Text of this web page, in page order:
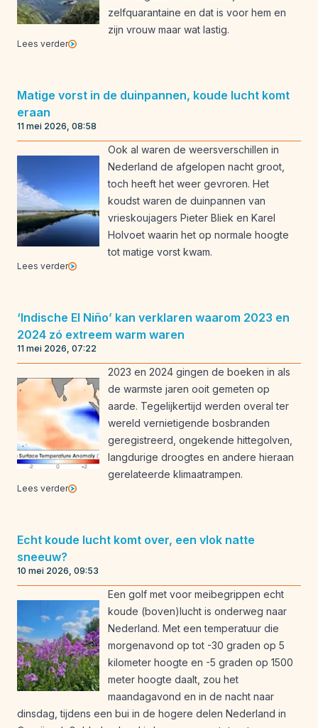
zelfquarantaine en dat is voor hem en
zijn vrouw maar wat lastig.
Lees verder
Matige vorst in de duinpannen, koude lucht komt
eraan
11 mei 2026, 08:58
Ook al waren de weersverschillen in
Nederland de afgelopen nacht groot,
toch heeft het weer gevroren. Het
koudst waren de duinpannen van
vrieskoujagers Pieter Bliek en Karel
Holvoet waarin het op normale hoogte
tot matige vorst kwam.
Lees verder
‘Indische El Niño’ kan verklaren waarom 2023 en
2024 zó extreem warm waren
11 mei 2026, 07:22
2023 en 2024 gingen de boeken in als
de warmste jaren ooit gemeten op
aarde. Tegelijkertijd werden overal ter
wereld vernietigende bosbranden
geregistreerd, ongekende hittegolven,
langdurige droogtes en andere hieraan
gerelateerde klimaatrampen.
Lees verder
Echt koude lucht komt over, een vlok natte
sneeuw?
10 mei 2026, 09:53
Een golf met voor meibegrippen echt
koude (boven)lucht is onderweg naar
Nederland. Met een temperatuur die
morgenavond op tot -30 graden op 5
kilometer hoogte en -5 graden op 1500
meter hoogte daalt, zou het
maandagavond en in de nacht naar
dinsdag, tijdens een bui in de hogere delen Nederland in